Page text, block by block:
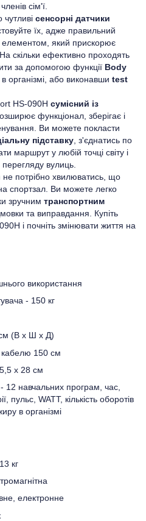
сім'ї.
сенсорні датчики
їх, адже правильний
який прискорює
скільки ефективно проходять
за допомогою функції Body
організмі, або виконавши test
HS-090H сумісний із
функціонал, зберігає і
Ви можете покласти
підставку , з'єднатись по
маршрут у любій точці світу і
вулиць.
потрібно хвилюватись, що
спортзал. Ви можете легко
зручним транспортним
та виправдання. Купіть
і почніть змінювати життя на
використання
- 150 кг
(В х Ш х Д)
150 см
x 28 см
навчальних програм, час,
пульс, WATT, кількість оборотів
в організмі
кг
електронне